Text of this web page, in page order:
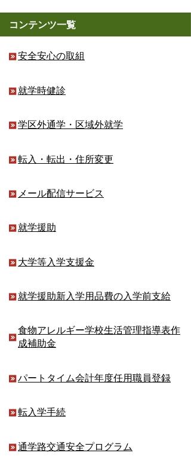
コンテンツ一覧
安全安心の取組
就学時健診
学区外通学・区域外就学
転入・転出・住所変更
メール配信サービス
就学援助
大学等入学支援金
就学援助新入学用品費の入学前支給
食物アレルギー学校生活管理指導表作
成補助金
パートタイム会計年度任用職員登録
転入学手続
通学路交通安全プログラム